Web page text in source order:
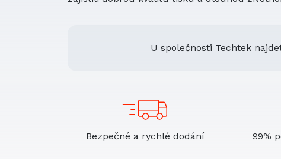
U společnosti Techtek
Bezpečné a rychlé dodání 99%